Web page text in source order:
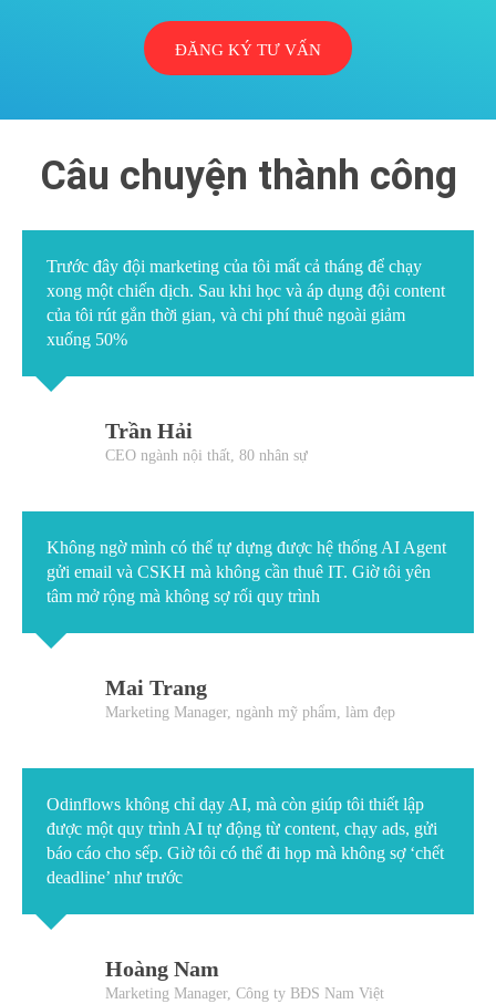
ĐĂNG KÝ TƯ VẤN
Câu chuyện thành công
Trước đây đội marketing của tôi mất cả tháng để chạy
xong một chiến dịch. Sau khi học và áp dụng đội content
của tôi rút gắn thời gian, và chi phí thuê ngoài giảm
xuống 50%
Trần Hải
CEO ngành nội thất, 80 nhân sự
Không ngờ mình có thể tự dựng được hệ thống AI Agent
gửi email và CSKH mà không cần thuê IT. Giờ tôi yên
tâm mở rộng mà không sợ rối quy trình
Mai Trang
Marketing Manager, ngành mỹ phẩm, làm đẹp
Odinflows không chỉ dạy AI, mà còn giúp tôi thiết lập
được một quy trình AI tự động từ content, chạy ads, gửi
báo cáo cho sếp. Giờ tôi có thể đi họp mà không sợ ‘chết
deadline’ như trước
Hoàng Nam
Marketing Manager, Công ty BĐS Nam Việt